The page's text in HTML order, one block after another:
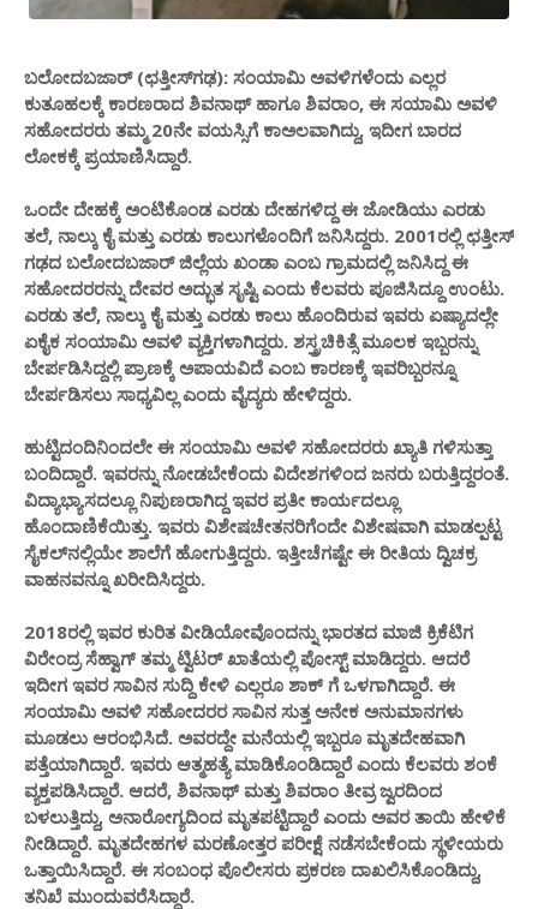
ಬಲೋದಬಜಾರ್ (ಛತ್ತೀಸ್​ಗಢ): ಸಂಯಾಮಿ ಅವಳಿಗಳೆಂದು ಎಲ್ಲರ
ಕುತೂಹಲಕ್ಕೆ ಕಾರಣರಾದ ಶಿವನಾಥ್ ಹಾಗೂ ಶಿವರಾಂ, ಈ ಸಯಾಮಿ ಅವಳಿ
ಸಹೋದರರು ತಮ್ಮ 20ನೇ ವಯಸ್ಸಿಗೆ ಕಾಅಲವಾಗಿದ್ದು, ಇದೀಗ ಬಾರದ
ಲೋಕಕ್ಕೆ ಪ್ರಯಾಣಿಸಿದ್ದಾರೆ.
ಒಂದೇ ದೇಹಕ್ಕೆ ಅಂಟಿಕೊಂಡ ಎರಡು ದೇಹಗಳಿದ್ದ ಈ ಜೋಡಿಯು ಎರಡು
ತಲೆ, ನಾಲ್ಕು ಕೈ ಮತ್ತು ಎರಡು ಕಾಲುಗಳೊಂದಿಗೆ ಜನಿಸಿದ್ದರು. 2001ರಲ್ಲಿ ಛತ್ತೀಸ್​
ಗಢದ ಬಲೋದಬಜಾರ್ ಜಿಲ್ಲೆಯ ಖಂಡಾ ಎಂಬ ಗ್ರಾಮದಲ್ಲಿ ಜನಿಸಿದ್ದ ಈ
ಸಹೋದರರನ್ನು ದೇವರ ಅದ್ಭುತ ಸೃಷ್ಟಿ ಎಂದು ಕೆಲವರು ಪೂಜಿಸಿದ್ದೂ ಉಂಟು.
ಎರಡು ತಲೆ, ನಾಲ್ಕು ಕೈ ಮತ್ತು ಎರಡು ಕಾಲು ಹೊಂದಿರುವ ಇವರು ಏಷ್ಯಾದಲ್ಲೇ
ಏಕೈಕ ಸಂಯಾಮಿ ಅವಳಿ ವ್ಯಕ್ತಿಗಳಾಗಿದ್ದರು. ಶಸ್ತ್ರಚಿಕಿತ್ಸೆ ಮೂಲಕ ಇಬ್ಬರನ್ನು
ಬೇರ್ಪಡಿಸಿದ್ದಲ್ಲಿ ಪ್ರಾಣಕ್ಕೆ ಅಪಾಯವಿದೆ ಎಂಬ ಕಾರಣಕ್ಕೆ ಇವರಿಬ್ಬರನ್ನೂ
ಬೇರ್ಪಡಿಸಲು ಸಾಧ್ಯವಿಲ್ಲ ಎಂದು ವೈದ್ಯರು ಹೇಳಿದ್ದರು.
ಹುಟ್ಟಿದಂದಿನಿಂದಲೇ ಈ ಸಂಯಾಮಿ ಅವಳಿ ಸಹೋದರರು ಖ್ಯಾತಿ ಗಳಿಸುತ್ತಾ
ಬಂದಿದ್ದಾರೆ‌. ಇವರನ್ನು ನೋಡಬೇಕೆಂದು ವಿದೇಶಗಳಿಂದ ಜನರು ಬರುತ್ತಿದ್ದರಂತೆ.
ವಿದ್ಯಾಭ್ಯಾಸದಲ್ಲೂ ನಿಪುಣರಾಗಿದ್ದ ಇವರ ಪ್ರತೀ ಕಾರ್ಯದಲ್ಲೂ
ಹೊಂದಾಣಿಕೆಯಿತ್ತು. ಇವರು ವಿಶೇಷಚೇತನರಿಗೆಂದೇ ವಿಶೇಷವಾಗಿ ಮಾಡಲ್ಪಟ್ಟ
ಸೈಕಲ್‌ನಲ್ಲಿಯೇ ಶಾಲೆಗೆ ಹೋಗುತ್ತಿದ್ದರು. ಇತ್ತೀಚೆಗಷ್ಟೇ ಈ ರೀತಿಯ ದ್ವಿಚಕ್ರ
ವಾಹನವನ್ನೂ ಖರೀದಿಸಿದ್ದರು.
2018ರಲ್ಲಿ ಇವರ ಕುರಿತ ವೀಡಿಯೋವೊಂದನ್ನು ಭಾರತದ ಮಾಜಿ ಕ್ರಿಕೆಟಿಗ
ವಿರೇಂದ್ರ ಸೆಹ್ವಾಗ್​ ತಮ್ಮ ಟ್ವಿಟರ್​ ಖಾತೆಯಲ್ಲಿ ಪೋಸ್ಟ್​ ಮಾಡಿದ್ದರು. ಆದರೆ
ಇದೀಗ ಇವರ ಸಾವಿನ ಸುದ್ದಿ ಕೇಳಿ ಎಲ್ಲರೂ ಶಾಕ್​ ಗೆ ಒಳಗಾಗಿದ್ದಾರೆ.‌ ಈ
ಸಂಯಾಮಿ ಅವಳಿ ಸಹೋದರರ ಸಾವಿನ ಸುತ್ತ ಅನೇಕ ಅನುಮಾನಗಳು
ಮೂಡಲು‌ ಆರಂಭಿಸಿದೆ. ಅವರದ್ದೇ ಮನೆಯಲ್ಲಿ ಇಬ್ಬರೂ ಮೃತದೇಹವಾಗಿ
ಪತ್ತೆಯಾಗಿದ್ದಾರೆ. ಇವರು ಆತ್ಮಹತ್ಯೆ ಮಾಡಿಕೊಂಡಿದ್ದಾರೆ ಎಂದು ಕೆಲವರು ಶಂಕೆ
ವ್ಯಕ್ತಪಡಿಸಿದ್ದಾರೆ. ಆದರೆ, ಶಿವನಾಥ್ ಮತ್ತು ಶಿವರಾಂ ತೀವ್ರ ಜ್ವರದಿಂದ
ಬಳಲುತ್ತಿದ್ದು, ಅನಾರೋಗ್ಯದಿಂದ ಮೃತಪಟ್ಟಿದ್ದಾರೆ ಎಂದು ಅವರ ತಾಯಿ ಹೇಳಿಕೆ
ನೀಡಿದ್ದಾರೆ. ಮೃತದೇಹಗಳ ಮರಣೋತ್ತರ ಪರೀಕ್ಷೆ ನಡೆಸಬೇಕೆಂದು ಸ್ಥಳೀಯರು
ಒತ್ತಾಯಿಸಿದ್ದಾರೆ. ಈ ಸಂಬಂಧ ಪೊಲೀಸರು ಪ್ರಕರಣ ದಾಖಲಿಸಿಕೊಂಡಿದ್ದು,
ತನಿಖೆ ಮುಂದುವರೆಸಿದ್ದಾರೆ.